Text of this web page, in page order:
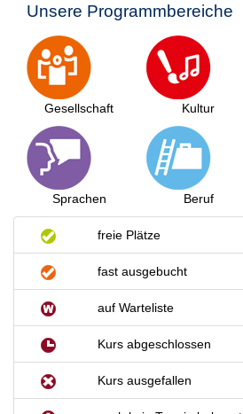
Unsere Programmbereiche
Gesellschaft
Sprachen
Kultur
Beruf
freie Plätze
fast ausgebucht
auf Warteliste
Kurs abgeschlossen
Kurs ausgefallen